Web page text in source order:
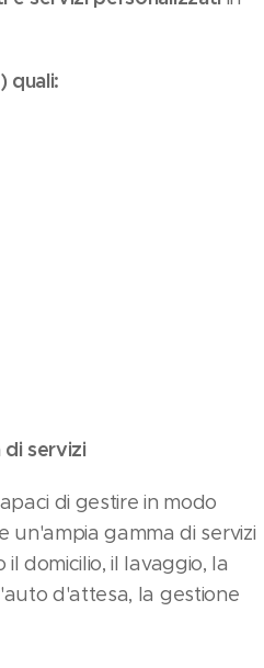
quali:
servizi
di gestire in modo
gamma di servizi
domicilio, il lavaggio, la
d'attesa, la gestione